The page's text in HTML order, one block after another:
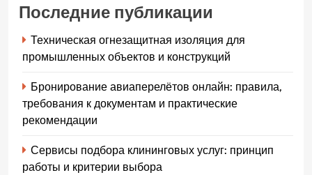
Последние публикации
Техническая огнезащитная изоляция для
промышленных объектов и конструкций
Бронирование авиаперелётов онлайн: правила,
требования к документам и практические
рекомендации
Сервисы подбора клининговых услуг: принцип
работы и критерии выбора